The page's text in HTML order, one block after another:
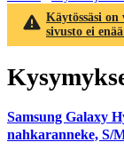
Käytössäsi
sivusto ei
Samsung Galaxy
nahkaranneke, S/